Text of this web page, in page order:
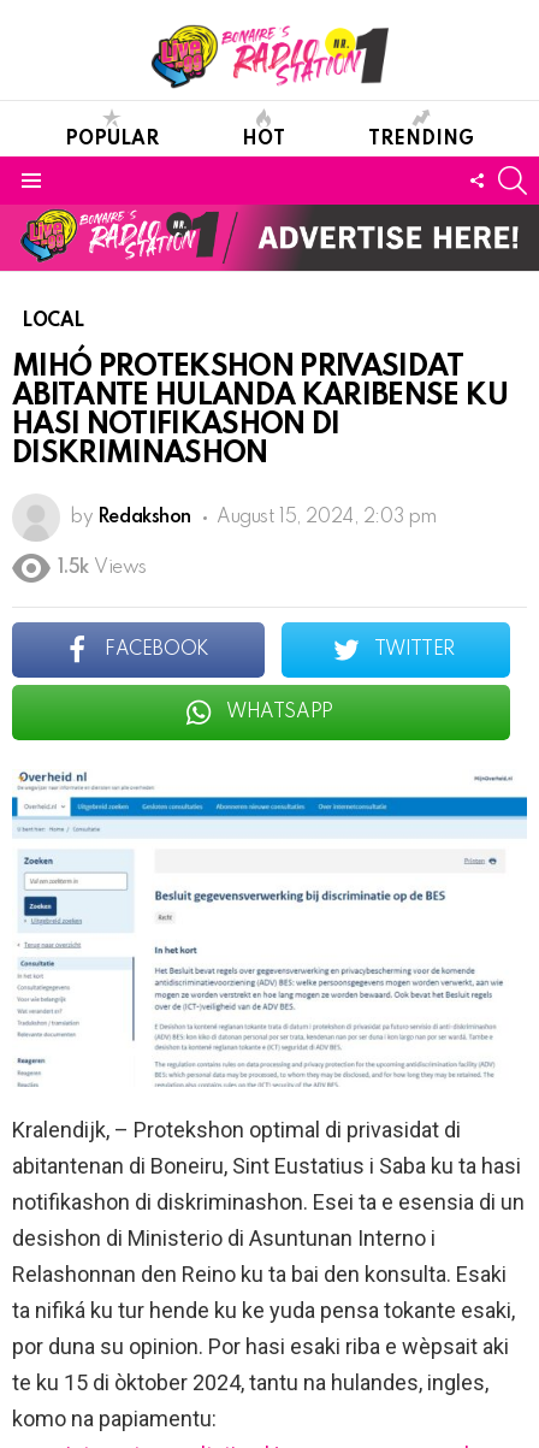
POPULAR HOT TRENDING
LOCAL
MIHÓ PROTEKSHON PRIVASIDAT
ABITANTE HULANDA KARIBENSE KU
HASI NOTIFIKASHON DI
DISKRIMINASHON
by Redakshon August 15, 2024, 2:03 pm
1.5k Views
FACEBOOK TWITTER
WHATSAPP
Kralendijk, – Protekshon optimal di privasidat di
abitantenan di Boneiru, Sint Eustatius i Saba ku ta hasi
notifikashon di diskriminashon. Esei ta e esensia di un
desishon di Ministerio di Asuntunan Interno i
Relashonnan den Reino ku ta bai den konsulta. Esaki
ta nifiká ku tur hende ku ke yuda pensa tokante esaki,
por duna su opinion. Por hasi esaki riba e wèpsait aki
te ku 15 di òktober 2024, tantu na hulandes, ingles,
komo na papiamentu: